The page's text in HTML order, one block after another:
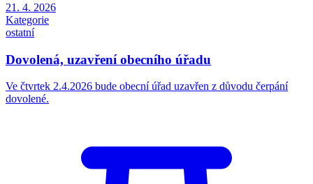
21. 4. 2026
Kategorie
ostatní
Dovolená, uzavření obecního úřadu
Ve čtvrtek 2.4.2026 bude obecní úřad uzavřen z důvodu čerpání
dovolené.